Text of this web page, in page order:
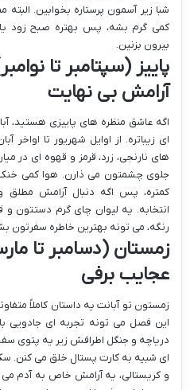
شبا زیر آسمون پرستاره بخوابین. البته
کمی گرم بشه، پس بهتره صبح زود
بیرون بزنین.
پاییز (سپتامبر تا
آرامش بی نهایت
اگه عاشق منظره های پاییزی هستید،
ای زیباتره. از اوایل شهریور تا اواخر
های نارنجی، زرد، قرمز و قهوه ای در
جلوی چشمتون می ذارن. هوا کمی
کمتره، پس اگه دنبال آرامش مطلق
انتخابه. یه لیوان چای گرم دستتون و
رنگه، می تونه بهترین خاطره سفرتون
زمستان (دسامبر تا
عجایب برفی
زمستون تو آبانت یه داستان کاملاً
این فصل می تونه تجربه ای جادویی
دریاچه و جنگل اطرافش زیر یه پتوی
ای شبیه به کارت پستال خلق می کنن.
و کریستالی، یه آرامش خاص به آدم می